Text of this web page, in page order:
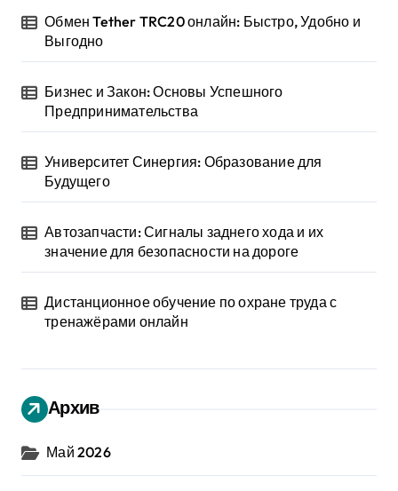
Обмен Tether TRC20 онлайн: Быстро, Удобно и
Выгодно
Бизнес и Закон: Основы Успешного
Предпринимательства
Университет Синергия: Образование для
Будущего
Автозапчасти: Сигналы заднего хода и их
значение для безопасности на дороге
Дистанционное обучение по охране труда с
тренажёрами онлайн
Архив
Май 2026